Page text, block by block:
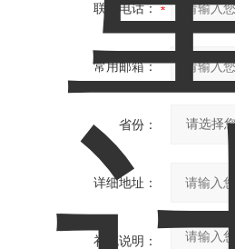
联系电话：
常用邮箱：
省份：
详细地址：
补充说明：